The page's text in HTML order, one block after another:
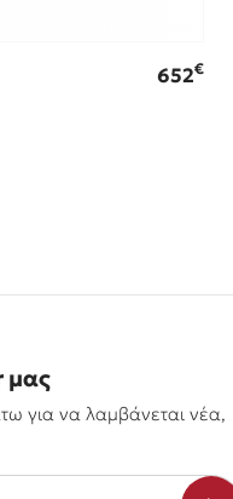
652€
μας
για να λαμβάνεται νέα,